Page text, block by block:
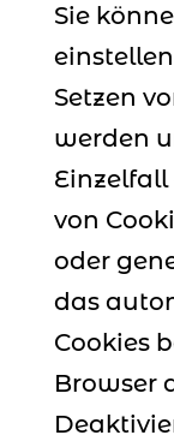
Sie
Setzen
werden
von
oder
das
Cookies
Browser